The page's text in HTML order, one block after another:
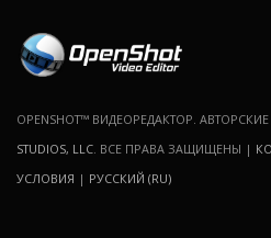
OPENSHOT™ ВИДЕОРЕДАКТОР.
STUDIOS, LLC . ВСЕ ПРАВА ЗАЩИЩЕНЫ |
УСЛОВИЯ | РУССКИЙ (RU)